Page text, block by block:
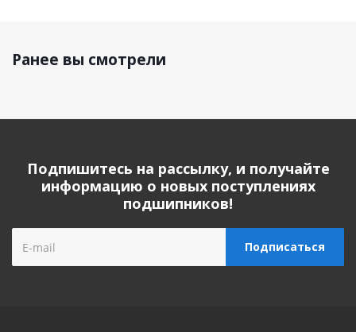
Ранее вы смотрели
Подпишитесь на рассылку, и получайте
информацию о новых поступлениях
подшипников!